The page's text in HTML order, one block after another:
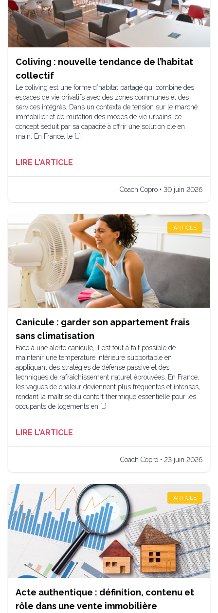
Coliving : nouvelle tendance de l’habitat
collectif
Le coliving est une forme d’habitat partagé qui combine des
espaces de vie privatifs avec des zones communes et des
services intégrés. Dans un contexte de tension sur le marché
immobilier et de mutation des modes de vie urbains, ce
concept séduit par sa capacité à offrir une solution clé en
main. En France, le […]
LIRE L'ARTICLE
Coach Copro • 30 juin 2026
ARTICLE
Canicule : garder son appartement frais
sans climatisation
Face à une alerte canicule, il est tout à fait possible de
maintenir une température intérieure supportable en
appliquant des stratégies de défense passive et des
techniques de rafraîchissement naturel éprouvées. En France,
les vagues de chaleur deviennent plus fréquentes et intenses,
rendant la maîtrise du confort thermique essentielle pour les
occupants de logements en […]
LIRE L'ARTICLE
Coach Copro • 23 juin 2026
ARTICLE
Acte authentique : définition, contenu et
rôle dans une vente immobilière